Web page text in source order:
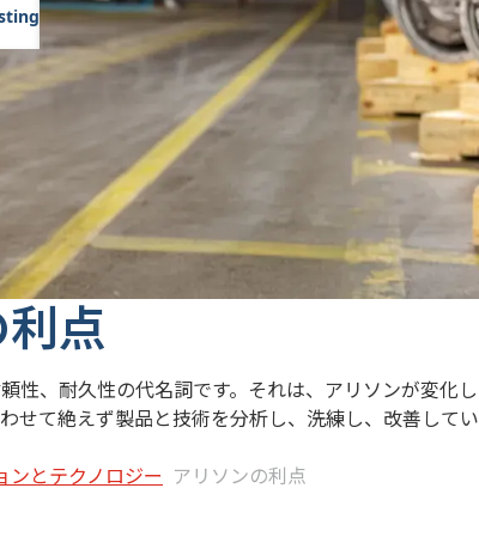
点
性、耐久性の代名詞です。それは、アリソンが変化し
せて絶えず製品と技術を分析し、洗練し、改善してい
ンとテクノロジー アリソンの利点